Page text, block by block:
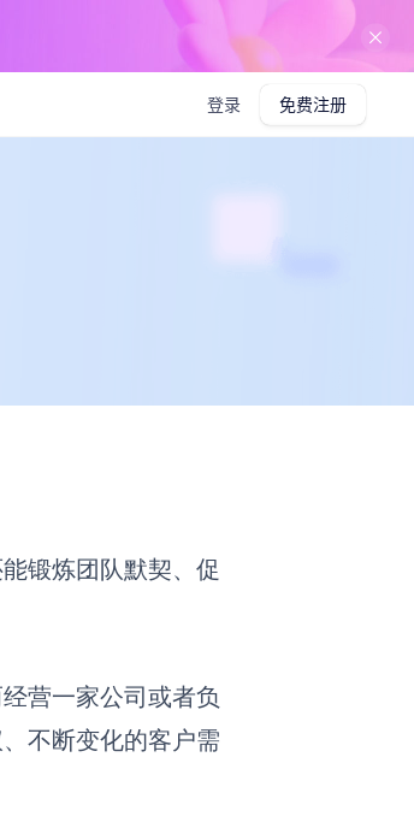
登录 免费注册
锻炼团队默契、促
营一家公司或者负
不断变化的客户需